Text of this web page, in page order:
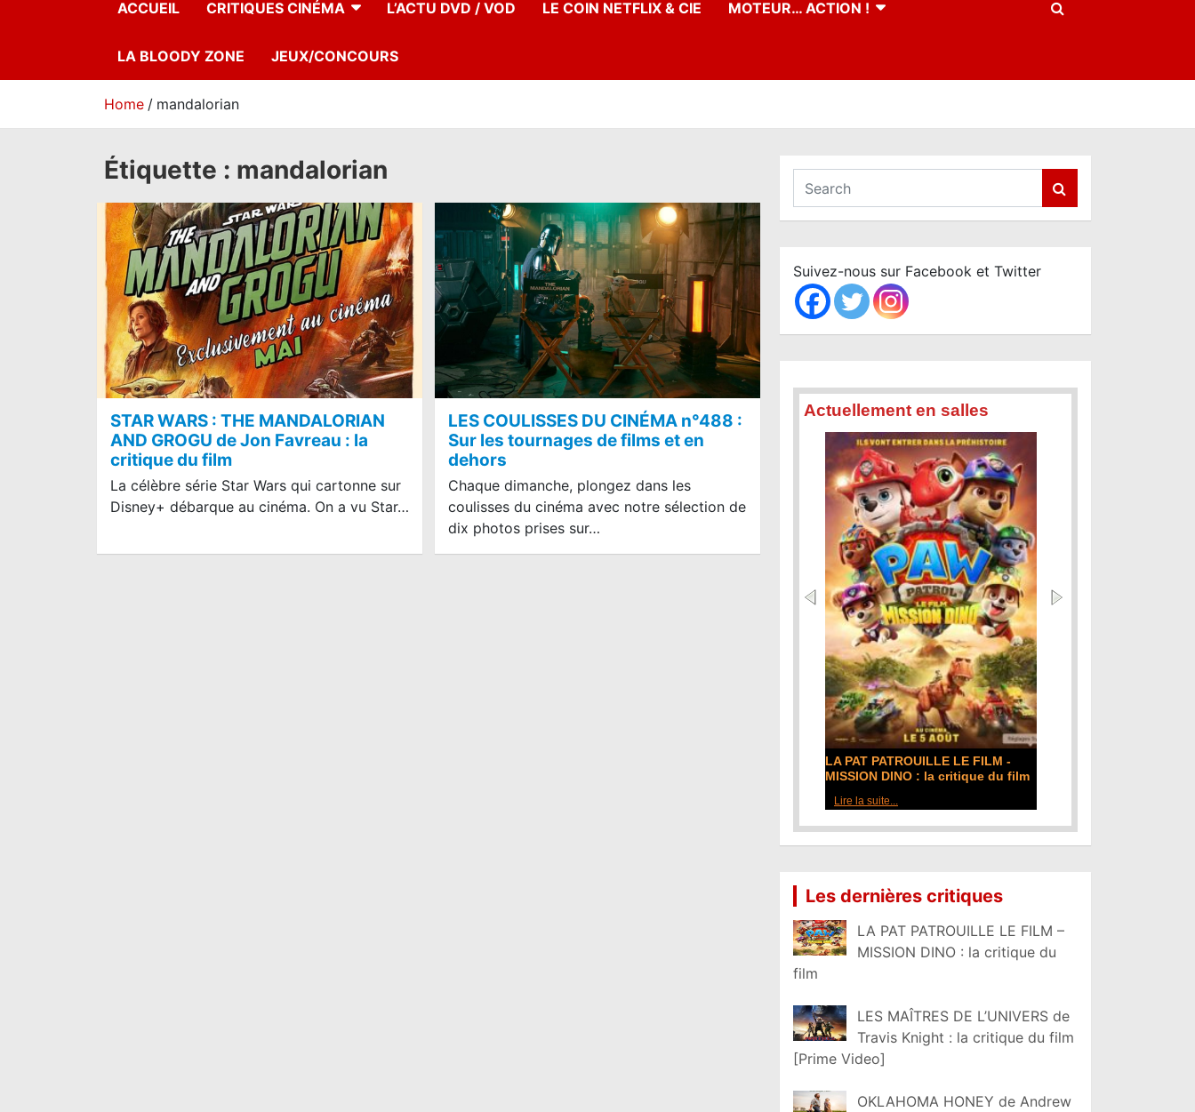
ACCUEIL CRITIQUES CINÉMA L’ACTU DVD / VOD LE COIN NETFLIX & CIE MOTEUR… ACTION !
LA BLOODY ZONE JEUX/CONCOURS
Home mandalorian
Étiquette : mandalorian
STAR WARS : THE MANDALORIAN
AND GROGU de Jon Favreau : la
critique du film
La célèbre série Star Wars qui cartonne sur
Disney+ débarque au cinéma. On a vu Star…
LES COULISSES DU CINÉMA n°488 :
Sur les tournages de films et en
dehors
Chaque dimanche, plongez dans les
coulisses du cinéma avec notre sélection de
dix photos prises sur…
a
c
h
Suivez-nous sur Facebook et Twitter
Actuellement en salles
LA PAT PATROUILLE LE FILM -
MISSION DINO : la critique du film
Lire la suite...
Les dernières critiques
LA PAT PATROUILLE LE FILM –
MISSION DINO : la critique du
film
LES MAÎTRES DE L’UNIVERS de
Travis Knight : la critique du film
[Prime Video]
OKLAHOMA HONEY de Andrew